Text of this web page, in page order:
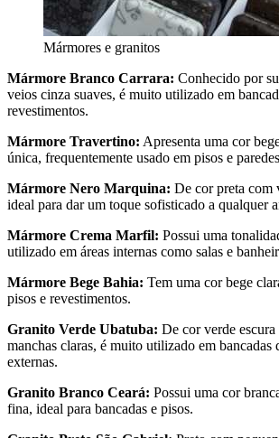
Mármores e granitos
Mármore Branco Carrara: Conhecido por
veios cinza suaves, é muito utilizado em
revestimentos.
Mármore Travertino: Apresenta uma cor
única, frequentemente usado em pisos e
Mármore Nero Marquina: De cor preta com
ideal para dar um toque sofisticado a qualquer
Mármore Crema Marfil: Possui uma
utilizado em áreas internas como salas e
Mármore Bege Bahia: Tem uma cor bege
pisos e revestimentos.
Granito Verde Ubatuba: De cor verde escura
manchas claras, é muito utilizado em bancadas
externas.
Granito Branco Ceará: Possui uma cor
fina, ideal para bancadas e pisos.